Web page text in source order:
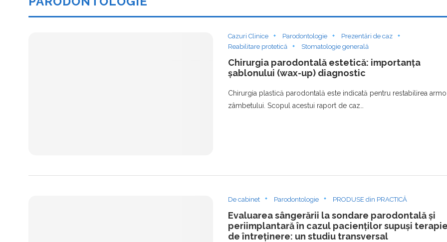
Cazuri Clinice Parodontologie
Prezentări de caz
Reabilitare protetică
Stomatologie generală
Chirurgia parodontală estetică: importanța
șablonului (wax-up) diagnostic
Chirurgia plastică parodontală este indicată pentru restabilirea
zâmbetului. Scopul acestui raport de caz…
De cabinet Parodontologie PRODUSE din PRACTICĂ
Evaluarea sângerării la sondare parodontală și
periimplantară în cazul pacienților supuși
de întreținere: un studiu transversal